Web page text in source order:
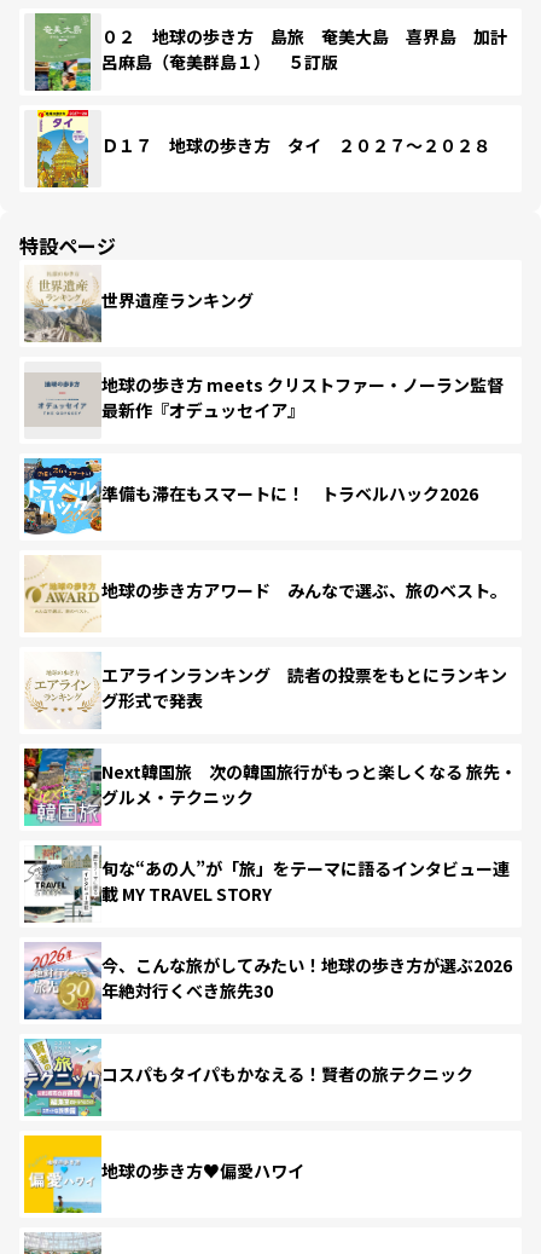
０２ 地球の歩き方 島旅 奄美大島 喜界島 加計
呂麻島（奄美群島１） ５訂版
Ｄ１７ 地球の歩き方 タイ ２０２７～２０２８
特設ページ
世界遺産ランキング
地球の歩き方 meets クリストファー・ノーラン監督
最新作『オデュッセイア』
準備も滞在もスマートに！ トラベルハック2026
地球の歩き方アワード みんなで選ぶ、旅のベスト。
エアラインランキング 読者の投票をもとにランキン
グ形式で発表
Next韓国旅 次の韓国旅行がもっと楽しくなる 旅先・
グルメ・テクニック
旬な“あの人”が「旅」をテーマに語るインタビュー連
載 MY TRAVEL STORY
今、こんな旅がしてみたい！地球の歩き方が選ぶ2026
年絶対行くべき旅先30
コスパもタイパもかなえる！賢者の旅テクニック
地球の歩き方♥偏愛ハワイ